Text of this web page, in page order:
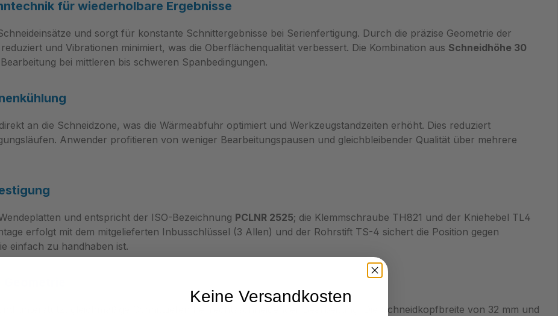
für wiederholbare Ergebnisse
und sorgt für konstante Schnittergebnisse bei Serienfertigung. Durch die präzise Geometrie der
und Vibrationen minimiert, was die Oberflächenqualität verbessert. Die Kombination aus Schneidhöhe 30
bei mittleren bis schweren Spanbedingungen.
an die Schneidzone, was die Wärmeabfuhr optimiert und Werkzeugstandzeiten erhöht. Dies reduziert
Anwender profitieren von weniger Bearbeitungspausen und gleichbleibender Qualität über mehrere
und entspricht der ISO-Bezeichnung PCLNR 2525; die Klemmschraube TH821 und der Kniehebel TL4
erfolgt mit dem mitgelieferten Inbusschlüssel (3 Allen) und der Rohrstift TS-4 sichert die Position gegen
einfach zu handhaben ist.
unterstützt gleichmäßige Schnitttiefen bei rechtsschneidender Bearbeitung. Die Schneidkopfbreite von 32 mm und
Keine Versandkosten